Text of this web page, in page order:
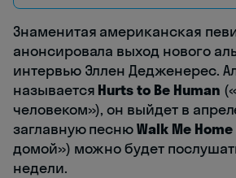
Знаменитая американская
анонсировала выход нового
интервью Эллен Дедженерес.
называется Hurts to Be Human
человеком»), он выйдет в
заглавную песнюWalk Me Home
домой») можно будет
недели.